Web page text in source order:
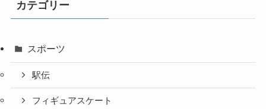
カテゴリー
スポーツ
駅伝
フィギュアスケート